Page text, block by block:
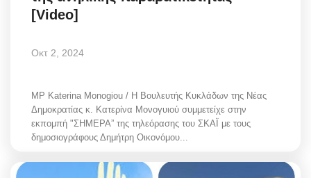
[Video]
Οκτ 2, 2024
MP Katerina Monogiou / Η Βουλευτής Κυκλάδων της Νέας
Δημοκρατίας κ. Κατερίνα Μονογυιού συμμετείχε στην
εκπομπή "ΣΗΜΕΡΑ” της τηλεόρασης του ΣΚΑΪ με τους
δημοσιογράφους Δημήτρη Οικονόμου...